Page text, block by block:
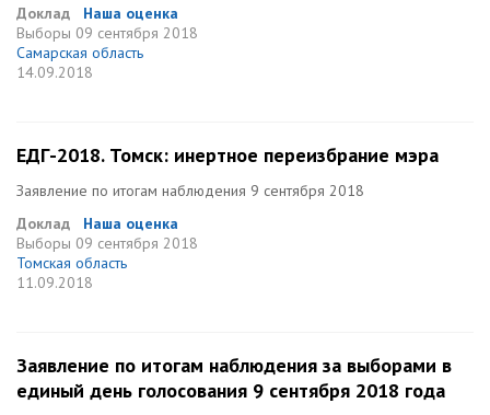
Доклад
Наша оценка
Выборы 09 сентября 2018
Самарская область
14.09.2018
ЕДГ-2018. Томск: инертное переизбрание мэра
Заявление по итогам наблюдения 9 сентября 2018
Доклад
Наша оценка
Выборы 09 сентября 2018
Томская область
11.09.2018
Заявление по итогам наблюдения за выборами в
единый день голосования 9 сентября 2018 года